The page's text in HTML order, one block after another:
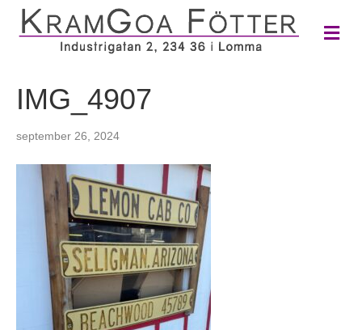
M
e
IMG_4907
september 26, 2024